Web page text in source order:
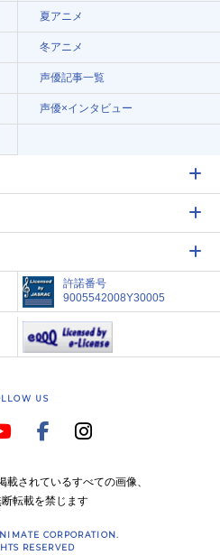
夏アニメ
冬アニメ
声優記事一覧
声優×インタビュー
許諾番号
9005542008Y30005
US
載されているすべての画像、
転載を禁じます
CORPORATION.
RESERVED